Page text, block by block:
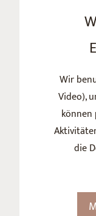
Wir
Video),
die